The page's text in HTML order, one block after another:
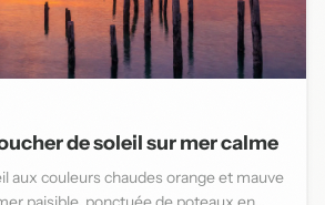
de soleil sur mer calme
aux couleurs chaudes orange et mauve